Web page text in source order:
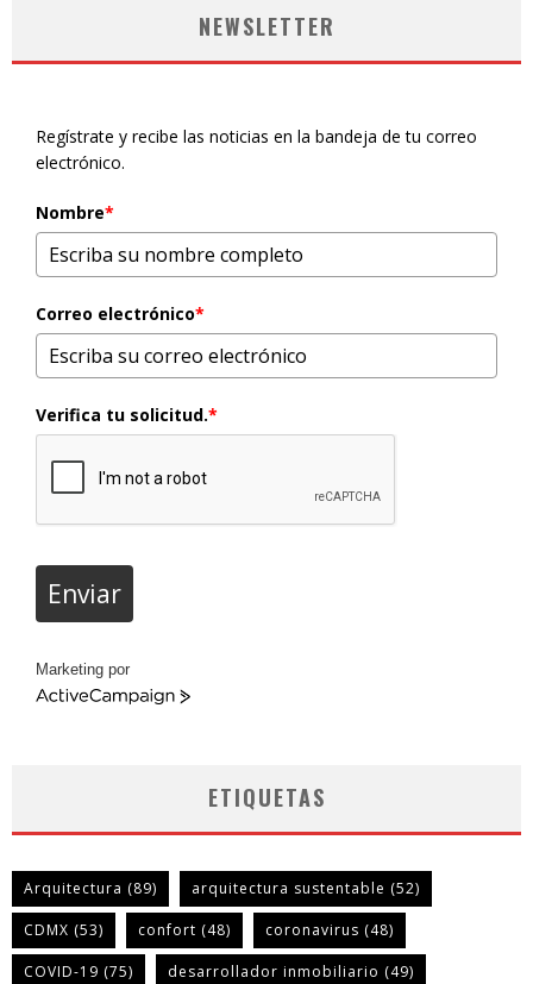
NEWSLETTER
Regístrate y recibe las noticias en la bandeja de tu correo
electrónico.
Nombre*
Correo electrónico*
Verifica tu solicitud.*
Enviar
Marketing por
ActiveCampaign
ETIQUETAS
Arquitectura (89) arquitectura sustentable (52)
CDMX (53) confort (48) coronavirus (48)
COVID-19 (75) desarrollador inmobiliario (49)